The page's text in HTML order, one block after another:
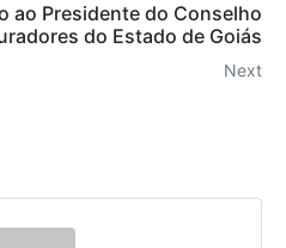
ao Presidente do Conselho
do Estado de Goiás
Next